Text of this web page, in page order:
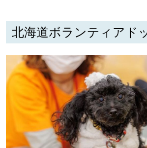
KEYWORD キーワード
【いろんな価値観や生き方に触れたい
Sitakke編集部 IKU 【まったり
【暮らしの知恵を身につけたい】
【札幌のお気に入りを見つけたい】
北海道ボランティアド